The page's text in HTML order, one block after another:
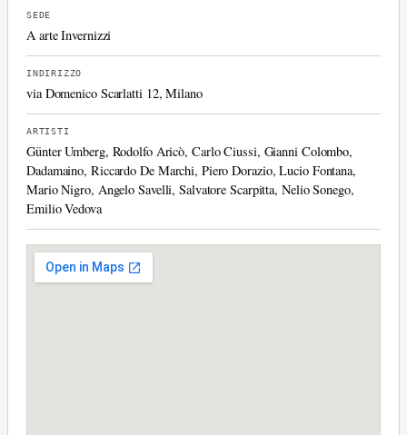
SEDE
A arte Invernizzi
INDIRIZZO
via Domenico Scarlatti 12, Milano
ARTISTI
Günter Umberg, Rodolfo Aricò, Carlo Ciussi, Gianni Colombo,
Dadamaino, Riccardo De Marchi, Piero Dorazio, Lucio Fontana,
Mario Nigro, Angelo Savelli, Salvatore Scarpitta, Nelio Sonego,
Emilio Vedova